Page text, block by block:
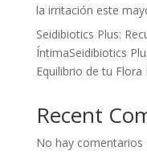
la irritación este
Seidibiotics Plus:
ÍntimaSeidibiotics
Equilibrio de tu Flora
Recent
No hay comentarios